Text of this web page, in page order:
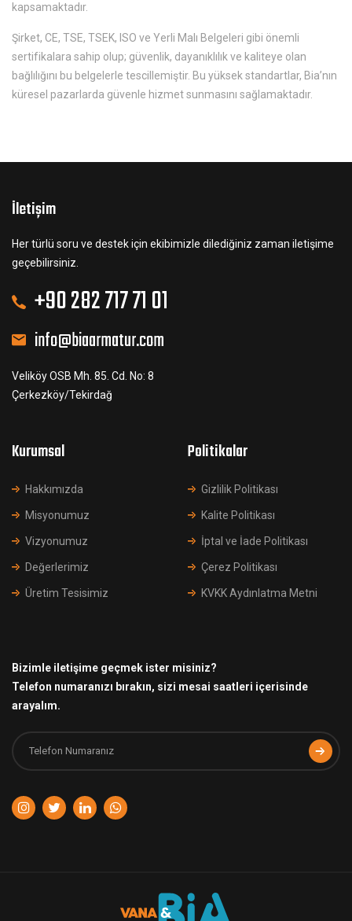
kapsamaktadır.
Şirket, CE, TSE, TSEK, ISO ve Yerli Malı Belgeleri gibi önemli
sertifikalara sahip olup; güvenlik, dayanıklılık ve kaliteye olan
bağlılığını bu belgelerle tescillemiştir. Bu yüksek standartlar, Bia’nın
küresel pazarlarda güvenle hizmet sunmasını sağlamaktadır.
İletişim
Her türlü soru ve destek için ekibimizle dilediğiniz zaman iletişime
geçebilirsiniz.
+90 282 717 71 01
info@biaarmatur.com
Veliköy OSB Mh. 85. Cd. No: 8
Çerkezköy/Tekirdağ
Kurumsal
Hakkımızda
Misyonumuz
Vizyonumuz
Değerlerimiz
Üretim Tesisimiz
Politikalar
Gizlilik Politikası
Kalite Politikası
İptal ve İade Politikası
Çerez Politikası
KVKK Aydınlatma Metni
Bizimle iletişime geçmek ister misiniz?
Telefon numaranızı bırakın, sizi mesai saatleri içerisinde
arayalım.